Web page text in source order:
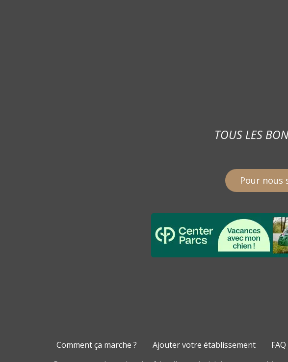
TOUS LES
Pour
Comment ça marche ? Ajouter votre établissement FAQ